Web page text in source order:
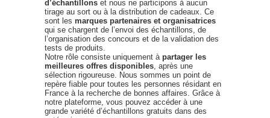
d’échantillons et nous ne participons à aucun
tirage au sort ou à la distribution de cadeaux. Ce
sont les marques partenaires et organisatrices
qui se chargent de l’envoi des échantillons, de
l’organisation des concours et de la validation des
tests de produits.
Notre rôle consiste uniquement à partager les
meilleures offres disponibles , après une
sélection rigoureuse. Nous sommes un point de
repère fiable pour toutes les personnes résidant en
France à la recherche de bonnes affaires. Grâce à
notre plateforme, vous pouvez accéder à une
grande variété d’échantillons gratuits dans des